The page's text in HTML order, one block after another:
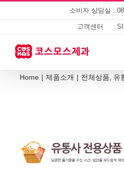
소비자 상담실 :
고객센터
Home | 제품소개 | 전체상품 유